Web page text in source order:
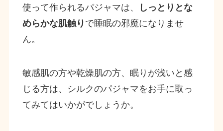
使って作られるパジャマは、
しっとりとな
めらかな肌触り で睡眠の邪魔になりませ
ん。
敏感肌の方や乾燥肌の方、眠りが浅いと感
じる方は、シルクのパジャマをお手に取っ
てみてはいかがでしょうか。